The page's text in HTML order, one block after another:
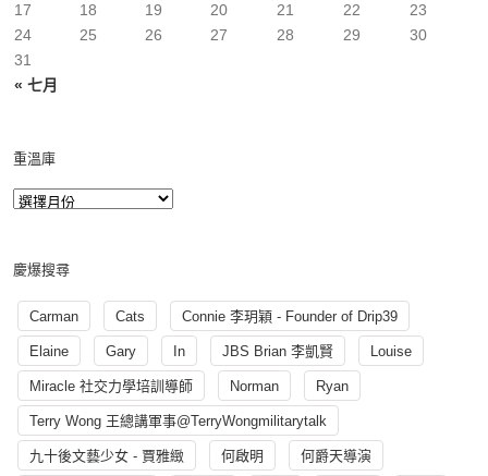
« 七月
17
18 19 20 21 22
23
24
25 26 27 28 29
30
31
重溫庫
慶爆搜尋
Carman Cats Connie 李玥穎 - Founder of Drip39
Elaine Gary In JBS Brian 李凱賢 Louise
Miracle 社交力學培訓導師 Norman Ryan
Terry Wong 王總講軍事@TerryWongmilitarytalk
九十後文藝少女 - 賈雅緻 何啟明 何爵天導演